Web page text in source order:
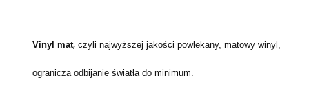
Vinyl mat, czyli najwyższej jakości powlekany, matowy winyl,
ogranicza odbijanie światła do minimum.